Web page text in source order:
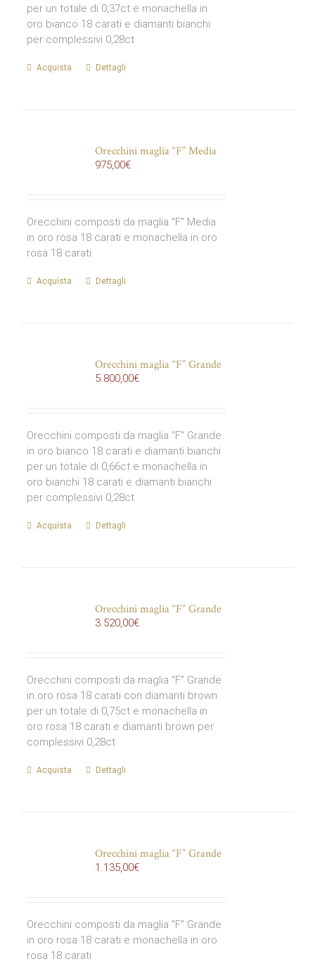
per un totale di 0,37ct e monachella in
oro bianco 18 carati e diamanti bianchi
per complessivi 0,28ct
Acquista Dettagli
Orecchini maglia “F” Media
975,00€
Orecchini composti da maglia "F" Media
in oro rosa 18 carati e monachella in oro
rosa 18 carati
Acquista Dettagli
Orecchini maglia “F” Grande
5.800,00€
Orecchini composti da maglia "F" Grande
in oro bianco 18 carati e diamanti bianchi
per un totale di 0,66ct e monachella in
oro bianchi 18 carati e diamanti bianchi
per complessivi 0,28ct
Acquista Dettagli
Orecchini maglia “F” Grande
3.520,00€
Orecchini composti da maglia "F" Grande
in oro rosa 18 carati con diamanti brown
per un totale di 0,75ct e monachella in
oro rosa 18 carati e diamanti brown per
complessivi 0,28ct
Acquista Dettagli
Orecchini maglia “F” Grande
1.135,00€
Orecchini composti da maglia "F" Grande
in oro rosa 18 carati e monachella in oro
rosa 18 carati